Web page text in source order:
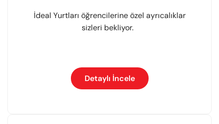
İdeal Yurtları öğrencilerine özel ayrıcalıklar
sizleri bekliyor.
Detaylı İncele